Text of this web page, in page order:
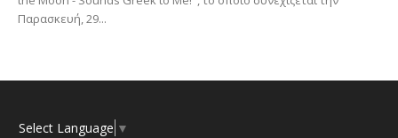
Παρασκευή, 29...
Select Language ▼